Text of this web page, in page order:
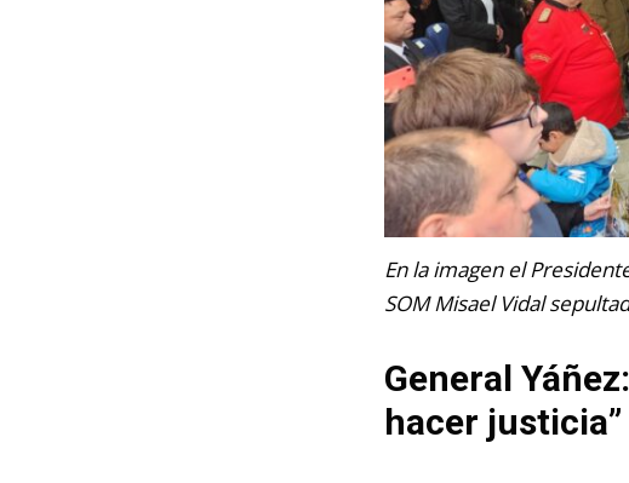
En la imagen el
SOM Misael Vidal
General
hacer justicia”